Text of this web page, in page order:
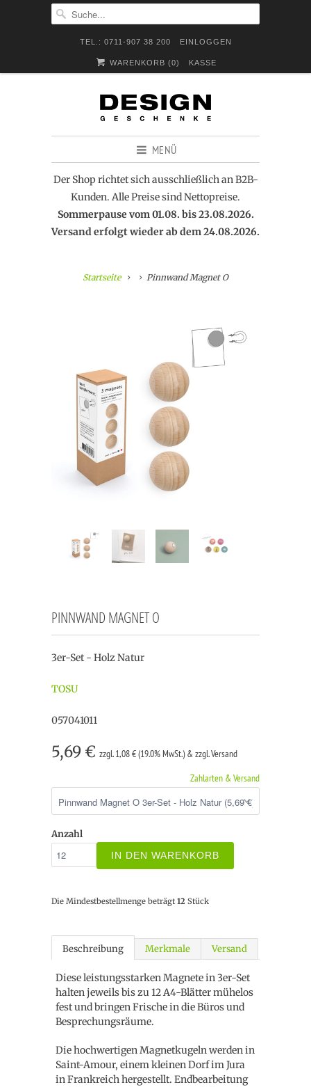
TEL.: 0711-907 38 200 EINLOGGEN
WARENKORB (0) KASSE
MENÜ
Der Shop richtet sich ausschließlich an B2B-
Kunden. Alle Preise sind Nettopreise.
Sommerpause vom 01.08. bis 23.08.2026.
Versand erfolgt wieder ab dem 24.08.2026.
Startseite Pinnwand Magnet O
PINNWAND MAGNET O
3er-Set - Holz Natur
TOSU
057041011
5,69 € zzgl. 1,08 € (19.0% MwSt.) & zzgl. Versand
Zahlarten & Versand
Anzahl
IN DEN WARENKORB
Die Mindestbestellmenge beträgt 12 Stück
Beschreibung Merkmale Versand
Diese leistungsstarken Magnete in 3er-Set
halten jeweils bis zu 12 A4-Blätter mühelos
fest und bringen Frische in die Büros und
Besprechungsräume.
Die hochwertigen Magnetkugeln werden in
Saint-Amour, einem kleinen Dorf im Jura
in Frankreich hergestellt. Endbearbeitung